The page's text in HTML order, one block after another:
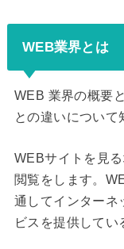
WEB業界とは
WEB 業界の概要
との違いについて
WEBサイトを見
閲覧をします。
通してインターネ
ビスを提供してい